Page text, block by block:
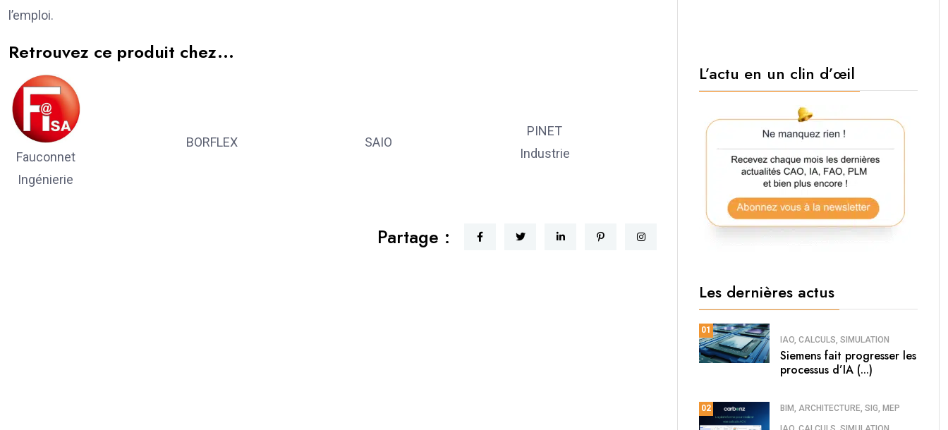
l’emploi.
Retrouvez ce produit chez...
Fauconnet
Ingénierie
BORFLEX SAIO
PINET
Industrie
Partage :
L’actu en un clin d’œil
Les dernières actus
01
IAO, CALCULS, SIMULATION
Siemens fait progresser les
processus d’IA (...)
02 BIM, ARCHITECTURE, SIG, MEP